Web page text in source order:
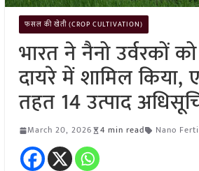
फसल की खेती (CROP CULTIVATION)
भारत ने नैनो उर्वरकों
दायरे में शामिल
तहत 14 उत्पाद
March 20, 2026 4 min read Nano